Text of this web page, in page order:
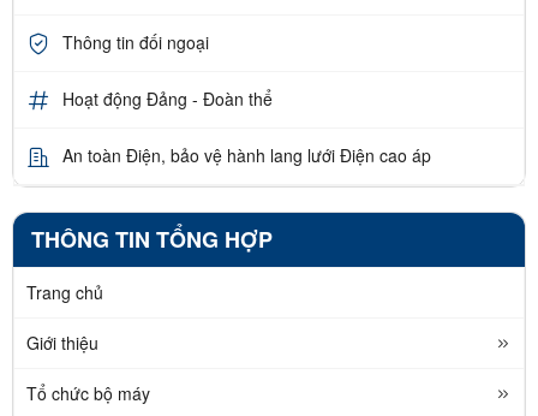
Thông tin đối ngoại
Hoạt động Đảng - Đoàn thể
An toàn Điện, bảo vệ hành lang lưới Điện cao áp
THÔNG TIN TỔNG HỢP
Trang chủ
Giới thiệu
Tổ chức bộ máy